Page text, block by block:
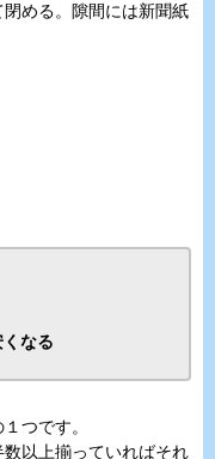
める。隙間には新聞紙
なる
つです。
以上揃っていればそれ